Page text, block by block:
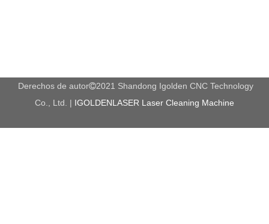
Derechos de autor2021 Shandong Igolden CNC Technology
Co., Ltd. | IGOLDENLASER Laser Cleaning Machine